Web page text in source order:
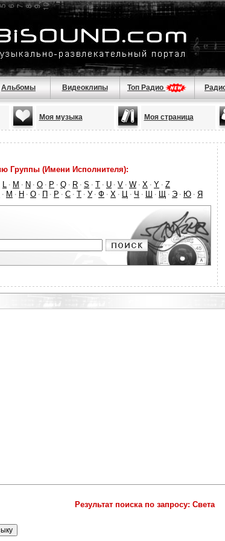
Альбомы Видеоклипы Топ Радио
Моя музыка Моя страница
Группы (Имени Исполнителя):
L · M · N · O · P · Q · R · S · T · U · V · W · X · Y · Z
· М · Н · О · П · Р · С · Т · У · Ф · Х · Ц · Ч · Ш · Щ · Э · Ю · Я
Результат поиска по запросу: Света